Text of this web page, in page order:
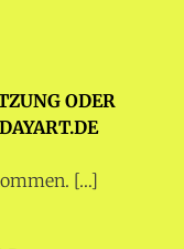
ODER
[…]